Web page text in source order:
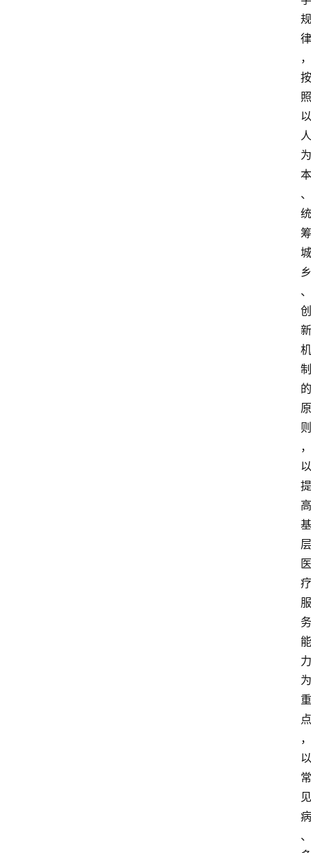
规
律
，
按
照
以
人
为
本
、
统
筹
城
乡
、
创
新
机
制
的
原
则
，
以
提
高
基
层
医
疗
服
务
能
力
为
重
点
，
以
常
见
病
、